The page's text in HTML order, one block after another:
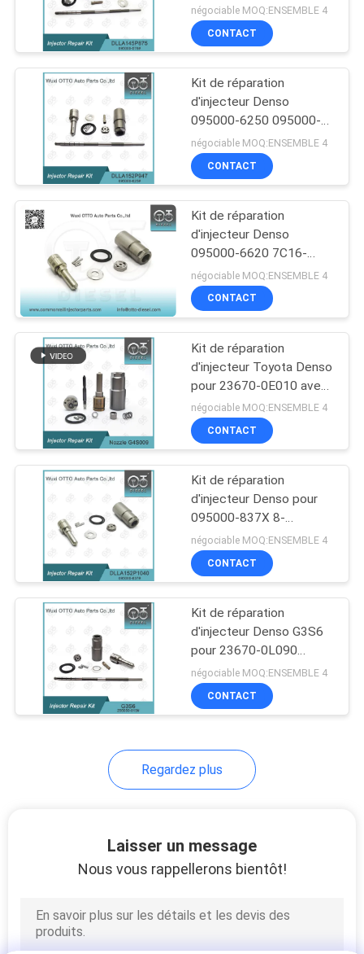
PRIVACY
POLICY
Buse d'injection de
rail commun
Soupape de
commande
d'injecteur Denso
55
Soupape de
commande
d'injecteur Delphi
Soupape de
commande
d'injecteur Bosch
d'injecteur de rail
811#/ 862# Buse
DLLA145P875 Pour
MITSUBISHI Pajero
négociable MOQ:ENSEMBLE 4
CONTACT
Kit de réparation
d'injecteur Denso
095000-6250 095000-
6240 095000-5650 avec
injecteur DLLA152P947
pour moteur NISSAN
négociable MOQ:ENSEMBLE 4
CONTACT
Kit de réparation
d'injecteur Denso
095000-6620 7C16-
9K546-AB avec buse
DLLA151P955 Pour le
système de carburant
négociable MOQ:ENSEMBLE 4
CONTACT
Kit de réparation
d'injecteur Toyota Denso
pour 23670-0E010 avec
buse G4S009 et plaque
d'orifice G4
négociable MOQ:ENSEMBLE 4
CONTACT
Kit de réparation
d'injecteur Denso pour
095000-837X 8-
98119227-0 avec buse
DLLA152P1040
négociable MOQ:ENSEMBLE 4
CONTACT
Kit de réparation
d'injecteur Denso G3S6
pour 23670-0L090
294050-0521
négociable MOQ:ENSEMBLE 4
CONTACT
Regardez plus
Laisser un message
Nous vous rappellerons bientôt!